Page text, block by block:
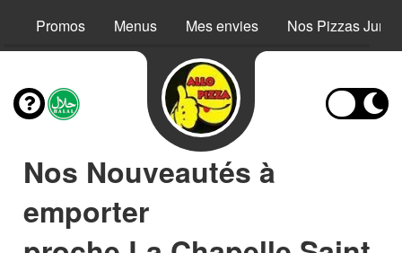
Promos Menus Mes envies Nos Pizzas Junior
Nos Nouveautés à
emporter